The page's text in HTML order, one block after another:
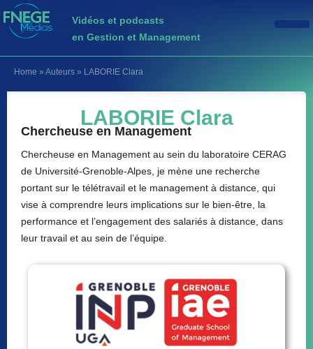
Vidéos et podcasts
en Gestion et Management
Home » Auteurs » LABORIE Clara
LABORIE Clara
Chercheuse en Management
Chercheuse en Management au sein du laboratoire CERAG
de Université-Grenoble-Alpes, je mène une recherche
portant sur le télétravail et le management à distance, qui
vise à comprendre leurs implications sur le bien-être, la
performance et l’engagement des salariés à distance, dans
leur travail et au sein de l’équipe.